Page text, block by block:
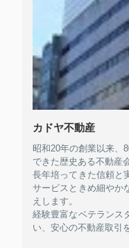
カドヤ不動産
昭和20年の創業以来、
できた歴史ある不動産
長年培ってきた信頼と
サービスときめ細やか
えします。
経験豊富なベテランス
い、安心の不動産取引